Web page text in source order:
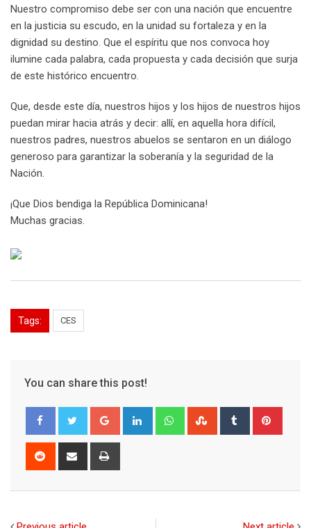
Nuestro compromiso debe ser con una nación que encuentre
en la justicia su escudo, en la unidad su fortaleza y en la
dignidad su destino. Que el espíritu que nos convoca hoy
ilumine cada palabra, cada propuesta y cada decisión que surja
de este histórico encuentro.
Que, desde este día, nuestros hijos y los hijos de nuestros hijos
puedan mirar hacia atrás y decir: allí, en aquella hora difícil,
nuestros padres, nuestros abuelos se sentaron en un diálogo
generoso para garantizar la soberanía y la seguridad de la
Nación.
¡Que Dios bendiga la República Dominicana!
Muchas gracias.
Tags: CES
You can share this post!
Google+ LinkedIn WhatsappStumbleUpon
Tumblr
Reddit
Share